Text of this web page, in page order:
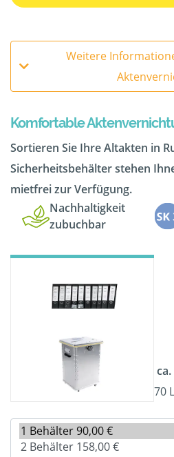
Weitere
Komfortable
Sortieren Sie Ihre Altakten in
Sicherheitsbehälter stehen
mietfrei zur Verfügung.
Nachhaltigkeit
zubuchbar
70